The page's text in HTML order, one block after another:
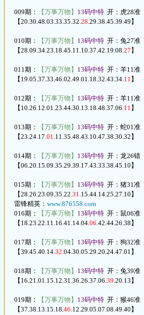
009期： 【万事万物】 13码中特 开：虎28准
【20.30.48.03.33.35.32.28.29.38.45.39.49】
010期： 【万事万物】 13码中特 开：兔27准
【28.09.34.23.18.45.11.10.37.42.19.08.27 】
011期： 【万事万物】 13码中特 开：羊11准
【19.05.37.33.46.02.49.01.18.32.43.34.11 】
012期： 【万事万物】 13码中特 开：羊11准
【10.26.12.01.23.44.30.13.18.48.37.06.11 】
013期： 【万事万物】 13码中特 开：蛇01准
【23.24.17.01.11.35.48.43.10.47.38.30.32】
014期： 【万事万物】 13码中特 开：龙26错
【06.20.15.09.35.29.39.17.43.33.38.45.10】
015期： 【万事万物】 13码中特 开：猪31准
【28.26.23.09.35.22.31.15.44.14.25.27.10】
雷锋精英： www.876558.com
016期：
【万事万物】 13码中特 开：鼠06准
【18.23.22.11.16.41.14.04.06.42.44.26.38】
017期： 【万事万物】 13码中特 开：狗32准
【39.45.40.14.32.04.30.05.29.20.24.47.01】
018期： 【万事万物】 13码中特 开：兔39准
【16.21.01.15.12.31.36.26.37.06.39.20.13】
019期： 【万事万物】 13码中特 开：猴46准
【37.38.13.15.18.46.12.29.05.07.08.49.40】